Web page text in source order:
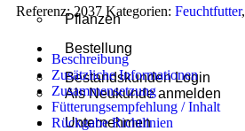
Pflanzen
Bestellung
Bestandskunden Login
Als Neukunde anmelden
Unternehmen
Referenz:2037 Kategorien: Feuchtfutter,
Beschreibung
Zusätzliche Informationen
Zusammensetzung
Fütterungsempfehlung / Inhalt
Rückgabe Richtlinien